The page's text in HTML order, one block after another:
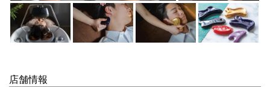
店舗情報